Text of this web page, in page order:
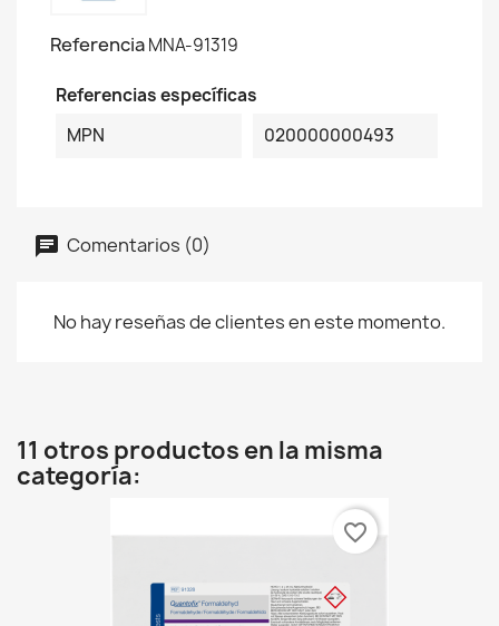
ReferenciaMNA-91319
Referencias específicas
MPN
020000000493
Comentarios (0)
No hay reseñas de clientes en este momento.
11 otros productos en la misma
categoría:
favorite_border